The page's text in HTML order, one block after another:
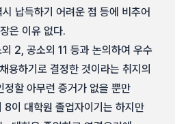
납득하기 어려운 점 등에 비추어
은 이유 없다.
2, 공소외 11 등과 논의하여 우수
용하기로 결정한 것이라는 취지의
정할 아무런 증거가 없을 뿐만
8이 대학원 졸업자이기는 하지만